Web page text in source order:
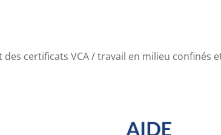
certificats VCA / travail en milieu confinés